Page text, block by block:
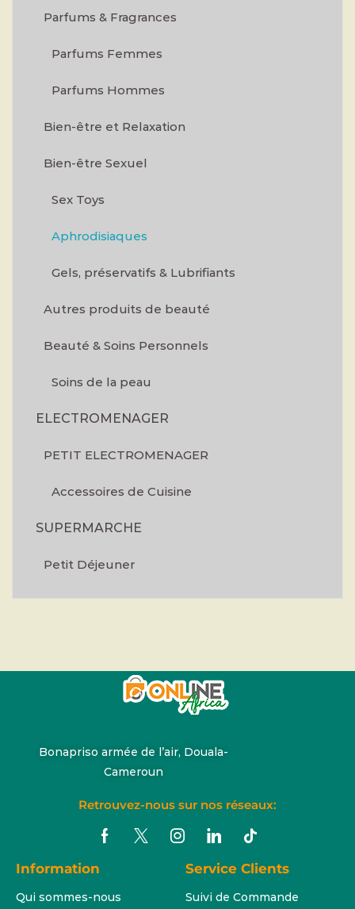
Parfums & Fragrances
Parfums Femmes
Parfums Hommes
Bien-être et Relaxation
Bien-être Sexuel
Sex Toys
Aphrodisiaques
Gels, préservatifs & Lubrifiants
Autres produits de beauté
Beauté & Soins Personnels
Soins de la peau
ELECTROMENAGER
PETIT ELECTROMENAGER
Accessoires de Cuisine
SUPERMARCHE
Petit Déjeuner
Bonapriso armée de l’air, Douala-
Cameroun
Retrouvez-nous sur nos réseaux:
Information
Qui sommes-nous
Service Clients
Suivi de Commande